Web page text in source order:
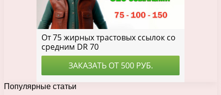
Популярные статьи